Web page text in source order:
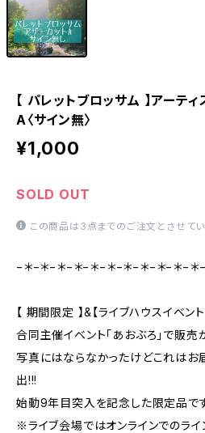
【 パレットブロッサム 】アーテ
A〈サイン無〉
¥1,000
SOLD OUT
この商品は3点までのご注文とさせてい
−＊−＊−＊−＊−＊−＊−＊−＊−＊−＊−＊
【 期間限定 】&【ライブハウスイベント
合同主催イベント「あおぶろ」で販売
写真にはならなかったけどこれはお
出!!!
始動9年目突入を記念した限定品
※ライブ会場ではオンラインでのラ